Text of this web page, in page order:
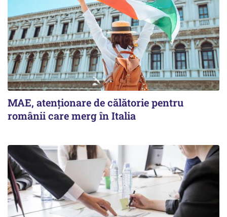
MAE, atenționare de călătorie pentru
românii care merg în Italia